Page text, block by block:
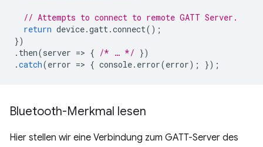
// Attempts to connect to remote GATT Server.
return device.gatt.connect();
})
. then(server => { /* … */ })
.catch(error => { console. error(error); });
Bluetooth-Merkmal lesen
Hier stellen wir eine Verbindung zum GATT-Server des